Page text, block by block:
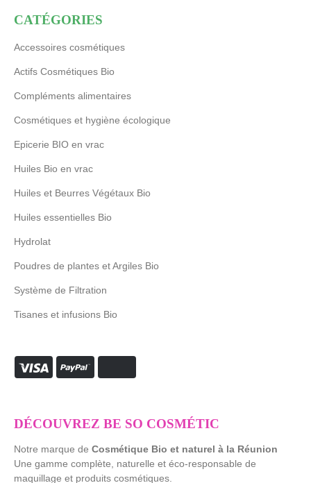
CATÉGORIES
Accessoires cosmétiques
Actifs Cosmétiques Bio
Compléments alimentaires
Cosmétiques et hygiène écologique
Epicerie BIO en vrac
Huiles Bio en vrac
Huiles et Beurres Végétaux Bio
Huiles essentielles Bio
Hydrolat
Poudres de plantes et Argiles Bio
Système de Filtration
Tisanes et infusions Bio
DÉCOUVREZ BE SO COSMÉTIC
Notre marque de Cosmétique Bio et naturel à la Réunion
Une gamme complète, naturelle et éco-responsable de
maquillage et produits cosmétiques.